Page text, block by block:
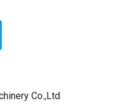
Co.,Ltd